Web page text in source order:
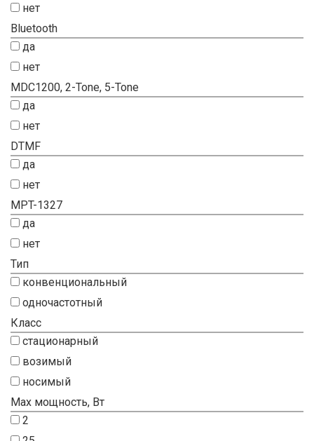
нет
Bluetooth
да
нет
MDC1200, 2-Tone, 5-Tone
да
нет
DTMF
да
нет
MPT-1327
да
нет
Тип
конвенциональный
одночастотный
Класс
стационарный
возимый
носимый
Max мощность, Вт
2